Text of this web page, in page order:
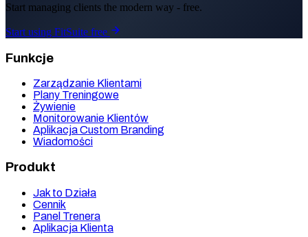
Start managing clients the modern way - free.
Start using FitSuite free
Funkcje
Zarządzanie Klientami
Plany Treningowe
Żywienie
Monitorowanie Klientów
Aplikacja Custom Branding
Wiadomości
Produkt
Jak to Działa
Cennik
Panel Trenera
Aplikacja Klienta